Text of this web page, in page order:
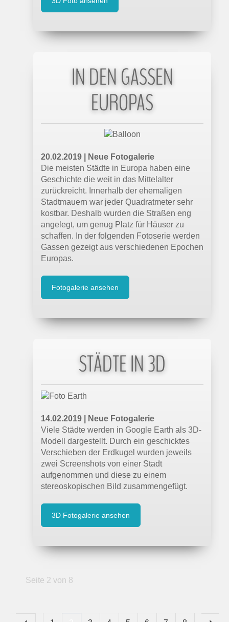
IN DEN GASSEN
EUROPAS
20.02.2019 | Neue Fotogalerie
Die meisten Städte in Europa haben eine
Geschichte die weit in das Mittelalter
zurückreicht. Innerhalb der ehemaligen
Stadtmauern war jeder Quadratmeter sehr
kostbar. Deshalb wurden die Straßen eng
angelegt, um genug Platz für Häuser zu
schaffen. In der folgenden Fotoserie werden
Gassen gezeigt aus verschiedenen Epochen
Europas.
Fotogalerie ansehen
STÄDTE IN 3D
14.02.2019 | Neue Fotogalerie
Viele Städte werden in Google Earth als 3D-
Modell dargestellt. Durch ein geschicktes
Verschieben der Erdkugel wurden jeweils
zwei Screenshots von einer Stadt
aufgenommen und diese zu einem
stereoskopischen Bild zusammengefügt.
3D Fotogalerie ansehen
Seite 2 von 8